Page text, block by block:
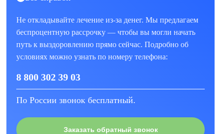
Не откладывайте лечение из-за денег. Мы предлагаем
беспроцентную рассрочку — чтобы вы могли начать
путь к выздоровлению прямо сейчас. Подробно об
условиях можно узнать по номеру телефона:
8 800 302 39 03
По России звонок бесплатный.
Заказать обратный звонок